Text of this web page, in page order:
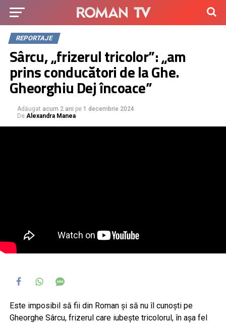
REPORTAJE
Sârcu, „frizerul tricolor”: „am
prins conducători de la Ghe.
Gheorghiu Dej încoace”
Adăugat acum 2 ani pe 1 decembrie 2024
De Alexandra Manea
Este imposibil să fii din Roman și să nu îl cunoști pe
Gheorghe Sârcu, frizerul care iubește tricolorul, în așa fel